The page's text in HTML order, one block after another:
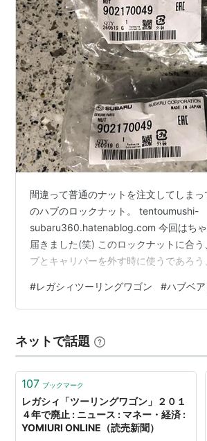
間違って普通のナットを注文してしまっ
のハブのロックナット。 tentoumushi-
subaru360.hatenablog.com 今回はち
届きました(笑) このロックナットに合
ブとキャリパーを外す時に使うであろう
レーキドラムを外す時に用意したので、
tentoumushi-
ので、今回のレガシィのハブもそうな
と、やる前からげんなりしています…
#レガシィツーリングワゴン #ハブベ
ネットで話題
107 ブックマーク
レガシィ「ツーリングワゴン」２０１
４年で廃止 : ニュース : マネー・経済 :
YOMIURI ONLINE（読売新聞）